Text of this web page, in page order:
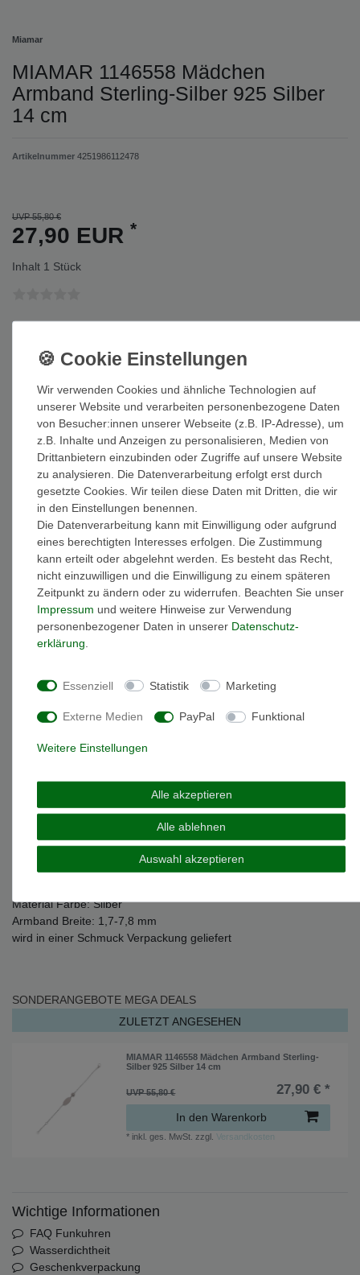
Miamar
MIAMAR 1146558 Mädchen
Armband Sterling-Silber 925 Silber
14 cm
Artikelnummer 4251986112478
UVP 55,80 €
27,90 EUR *
Inhalt 1 Stück
In den Warenkorb
* inkl. ges. MwSt. zzgl.Versandkosten
Beschreibung
Weitere Details
EU-Responsible Person
Artikelnummer: 1146558
Oberfläche: mattiert & glänzend
diesen Wert verkleinert werden )
Kettenart: Anker
Material Farbe: Silber
Armband Breite: 1,7-7,8 mm
wird in einer Schmuck Verpackung geliefert
SONDERANGEBOTE MEGA DEALS
ZULETZT ANGESEHEN
MIAMAR 1146558 Mädchen Armband Sterling-
Silber 925 Silber 14 cm
UVP 55,80 € 27,90 € *
In den Warenkorb
* inkl. ges. MwSt. zzgl. Versandkosten
Wichtige Informationen
FAQ Funkuhren
Wasserdichtheit
Geschenkverpackung
Wir verwenden Cookies und ähnliche Technologien auf
unserer Website und verarbeiten personenbezogene Daten
von Besucher:innen unserer Webseite (z.B. IP-Adresse), um
z.B. Inhalte und Anzeigen zu personalisieren, Medien von
Drittanbietern einzubinden oder Zugriffe auf unsere Website
zu analysieren. Die Datenverarbeitung erfolgt erst durch
gesetzte Cookies. Wir teilen diese Daten mit Dritten, die wir
in den Einstellungen benennen.
Die Datenverarbeitung kann mit Einwilligung oder aufgrund
eines berechtigten Interesses erfolgen. Die Zustimmung
kann erteilt oder abgelehnt werden. Es besteht das Recht,
nicht einzuwilligen und die Einwilligung zu einem späteren
Zeitpunkt zu ändern oder zu widerrufen. Beachten Sie unser
Impressum und weitere Hinweise zur Verwendung
personenbezogener Daten in unserer Daten­schutz­
erklärung
Essenziell Statistik Marketing
Externe Medien PayPal Funktional
Weitere Einstellungen
Alle akzeptieren
Alle ablehnen
Auswahl akzeptieren